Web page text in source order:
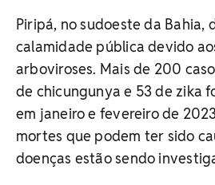
Piripá, no sudoeste da Bahia,
calamidade pública devido
arboviroses. Mais de 200
de chicungunya e 53 de zika
em janeiro e fevereiro de
mortes que podem ter sido
doenças estão sendo